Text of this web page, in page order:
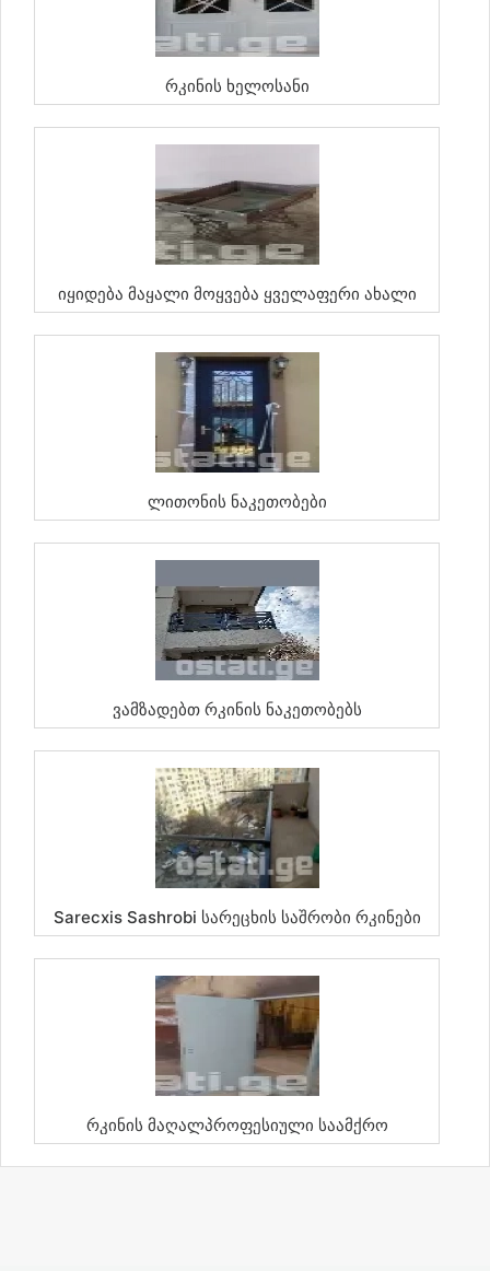
Რკინის Ხელოსანი
Იყიდება Მაყალი Მოყვება Ყველაფერი Ახალი
Ლითონის Ნაკეთობები
Ვამზადებთ Რკინის Ნაკეთობებს
Sarecxis Sashrobi Სარეცხის Საშრობი Რკინები
Რკინის Მაღალპროფესიული Საამქრო